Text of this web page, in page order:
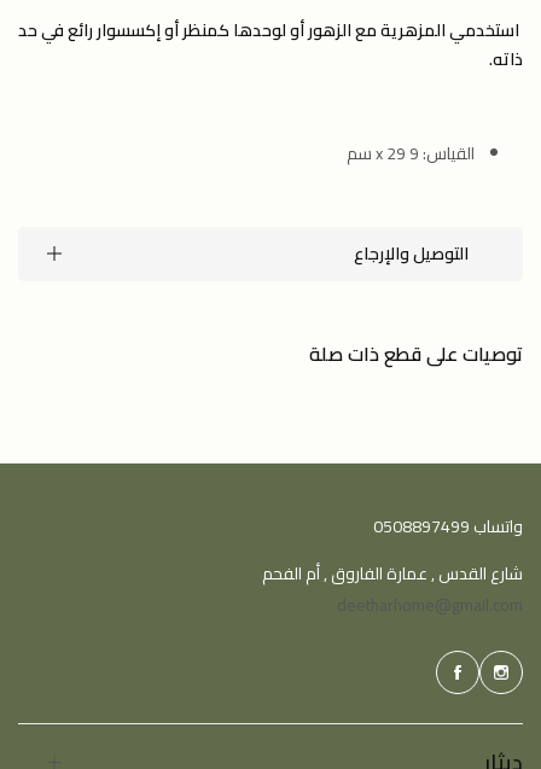
استخدمي المزهرية مع الزهور أو لوحدها كمنظر أو إكسسوار رائع في حد
ذاته.
القياس: 9 x 29 سم
التوصيل والإرجاع
توصيات على قطع ذات صلة
واتساب 0508897499
شارع القدس , عمارة الفاروق , أم الفحم